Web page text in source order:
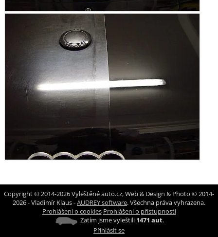
Copyright © 2014-2026 Vyleštěné auto.cz, Web & Design & Photo © 2014-
2026 - Vladimír Klaus -AUDREY software. Všechna práva vyhrazena.
Prohlášení o cookies Prohlášení o přístupnosti
Zatím jsme vyleštili 1471 aut.
Přihlásit se